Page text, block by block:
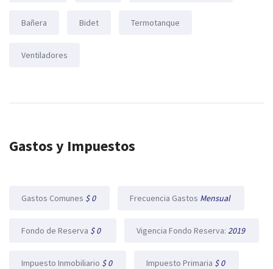
Bañera Bidet Termotanque
Ventiladores
Gastos y Impuestos
Gastos Comunes $ 0 Frecuencia Gastos Mensual
Fondo de Reserva $ 0 Vigencia Fondo Reserva: 2019
Impuesto Inmobiliario $ 0 Impuesto Primaria $ 0